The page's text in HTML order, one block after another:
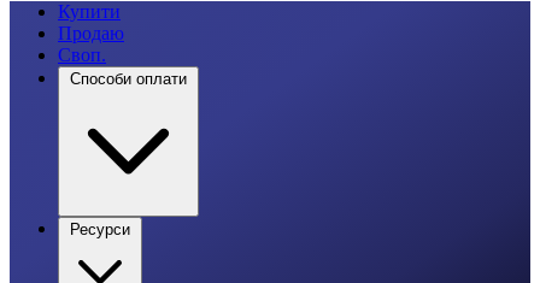
Купити
Продаю
Своп.
Способи оплати
Ресурси